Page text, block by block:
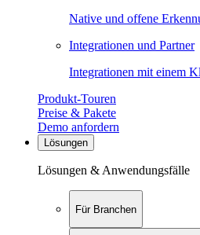
Native und offene
Integrationen und Partner
Integrationen mit einem
Produkt-Touren
Preise & Pakete
Demo anfordern
Lösungen
Lösungen & Anwendungsfälle
Für Branchen